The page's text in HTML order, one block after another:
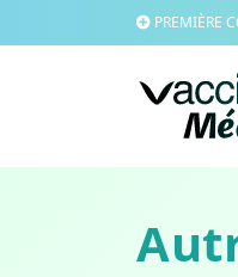
PREMIÈRE